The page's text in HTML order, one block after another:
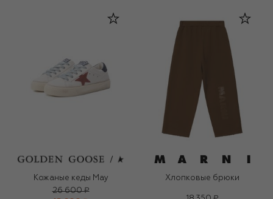
Кожаные кеды May
26 600 ₽
Хлопковые брюки